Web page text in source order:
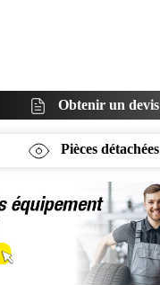
Obtenir un devis
Pièces détachées